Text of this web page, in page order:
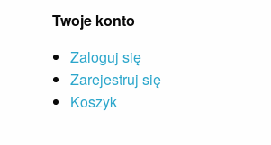
Twoje konto
Zaloguj się
Zarejestruj się
Koszyk